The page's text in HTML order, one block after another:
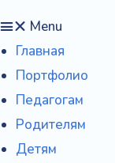
Menu
Главная
Портфолио
Педагогам
Родителям
Детям